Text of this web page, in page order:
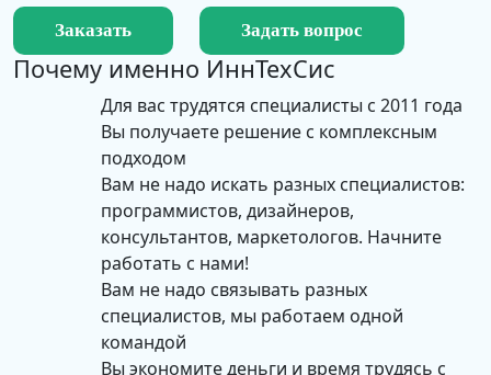
Заказать Задать вопрос
Почему именно ИннТехСис
Для вас трудятся специалисты с 2011 года
Вы получаете решение с комплексным
подходом
Вам не надо искать разных специалистов:
программистов, дизайнеров,
консультантов, маркетологов. Начните
работать с нами!
Вам не надо связывать разных
специалистов, мы работаем одной
командой
Вы экономите деньги и время трудясь с